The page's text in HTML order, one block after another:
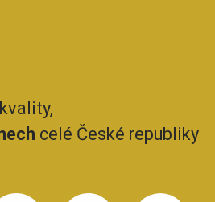
celé České republiky